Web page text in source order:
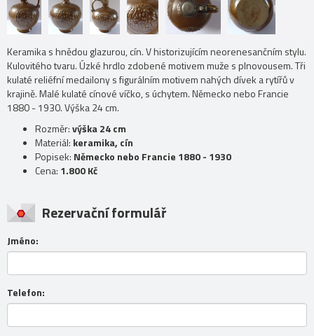
Keramika s hnědou glazurou, cín. V historizujícím neorenesančním stylu.
Kulovitého tvaru. Úzké hrdlo zdobené motivem muže s plnovousem. Tři
kulaté reliéfní medailony s figurálním motivem nahých dívek a rytířů v
krajině. Malé kulaté cínové víčko, s úchytem. Německo nebo Francie
1880 - 1930. Výška 24 cm.
Rozměr:výška 24 cm
Materiál: keramika, cín
Popisek: Německo nebo Francie 1880 - 1930
Cena: 1.800 Kč
Rezervační formulář
Jméno:
Telefon: